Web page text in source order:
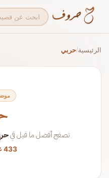
الرئيسية/حربي
تصفح أفضل ما قيل في
433 عمل أدبي